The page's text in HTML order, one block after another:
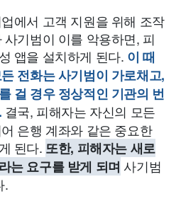
에서 고객 지원을 위해 조작
기범이 이를 악용하면, 피
앱을 설치하게 된다. 이 때
전화는 사기범이 가로채고,
걸 경우 정상적인 기관의 번
결국, 피해자는 자신의 모든
은행 계좌와 같은 중요한
된다. 또한, 피해자는 새로
는 요구를 받게 되며 사기범
.